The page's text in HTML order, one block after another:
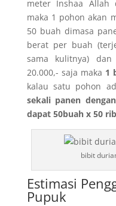
meter Inshaa
maka 1 pohon akan
50 buah dimasa
berat per buah
sama kulitnya)
20.000,- saja maka 1
kalau satu pohon
sekali panen
dapat 50buah x 50
bibit
Estimasi
Pupuk